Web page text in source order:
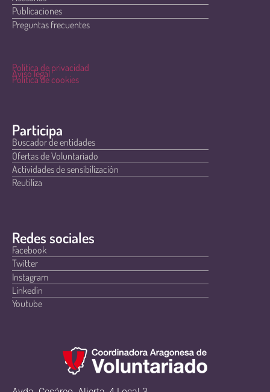
Publicaciones
Preguntas frecuentes
Política de privacidad
Aviso legal
Política de cookies
Participa
Buscador de entidades
Ofertas de Voluntariado
Actividades de sensibilización
Reutiliza
Redes sociales
Facebook
Twitter
Instagram
Linkedin
Youtube